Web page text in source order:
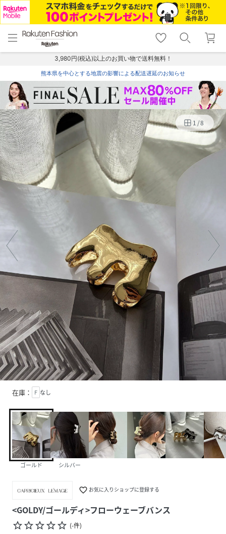
menu home
トップ
shopping_cart lock_outline
ログイン
3,980円(税込)以上のお買い物で送料無料！
熊本県を中心とする地震の影響による配送遅延のお知らせ
1 /8
在庫： F なし
ゴールド シルバー
favorite_border お気に入りショップに登録する
<GOLDY/ゴールディ>フローウェーブバンス
star_borderstar_borderstar_borderstar_borderstar_border (-件)